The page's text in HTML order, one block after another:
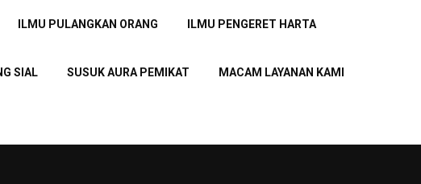
ILMU PULANGKAN ORANG ILMU PENGERET HARTA
SIAL SUSUK AURA PEMIKAT MACAM LAYANAN KAMI